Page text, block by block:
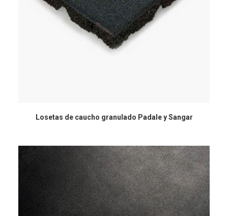
Losetas de caucho granulado Padale y Sangar